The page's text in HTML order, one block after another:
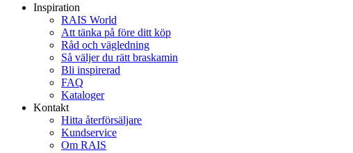
Inspiration
RAIS World
Att tänka på före ditt köp
Råd och vägledning
Så väljer du rätt braskamin
Bli inspirerad
FAQ
Kataloger
Kontakt
Hitta återförsäljare
Kundservice
Om RAIS